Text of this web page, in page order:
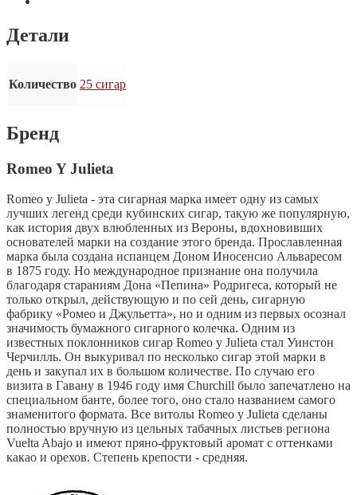
Детали
Количество 25 сигар
Бренд
Romeo Y Julieta
Romeo y Julieta - эта сигарная марка имеет одну из самых
лучших легенд среди кубинских сигар, такую же популярную,
как история двух влюбленных из Вероны, вдохновивших
основателей марки на создание этого бренда. Прославленная
марка была создана испанцем Доном Иносенсио Альваресом
в 1875 году. Но международное признание она получила
благодаря стараниям Дона «Пепина» Родригеса, который не
только открыл, действующую и по сей день, сигарную
фабрику «Ромео и Джульетта», но и одним из первых осознал
значимость бумажного сигарного колечка. Одним из
известных поклонников сигар Romeo y Julieta стал Уинстон
Черчилль. Он выкуривал по несколько сигар этой марки в
день и закупал их в большом количестве. По случаю его
визита в Гавану в 1946 году имя Churchill было запечатлено на
специальном банте, более того, оно стало названием самого
знаменитого формата. Все витолы Romeo y Julieta сделаны
полностью вручную из цельных табачных листьев региона
Vuelta Abajo и имеют пряно-фруктовый аромат с оттенками
какао и орехов. Степень крепости - средняя.